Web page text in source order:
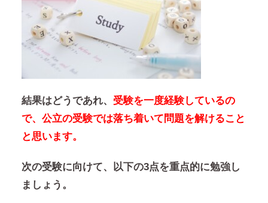
結果はどうであれ、 受験を一度経験しているの
で、公立の受験では落ち着いて問題を解けること
と思います。
次の受験に向けて、以下の3点を重点的に勉強し
ましょう。